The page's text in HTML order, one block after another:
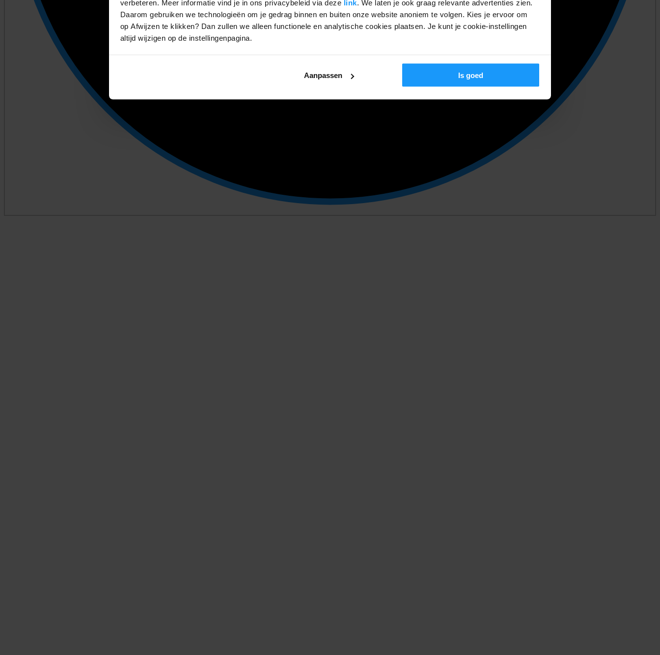
verbeteren. Meer informatie vind je in ons privacybeleid via deze link. We laten je ook graag relevante advertenties zien.
Daarom gebruiken we technologieën om je gedrag binnen en buiten onze website anoniem te volgen. Kies je ervoor om
op Afwijzen te klikken? Dan zullen we alleen functionele en analytische cookies plaatsen. Je kunt je cookie-instellingen
altijd wijzigen op de instellingenpagina.
Aanpassen Is goed